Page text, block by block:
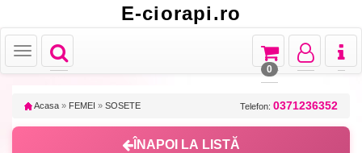
E-ciorapi.ro
Toggle
navigation
Toggle
Toggle
navigation
Toggle
navigation
Toggle
navigation
0
Acasa » FEMEI » SOSETE Telefon: 0371236352
ÎNAPOI LA LISTĂ